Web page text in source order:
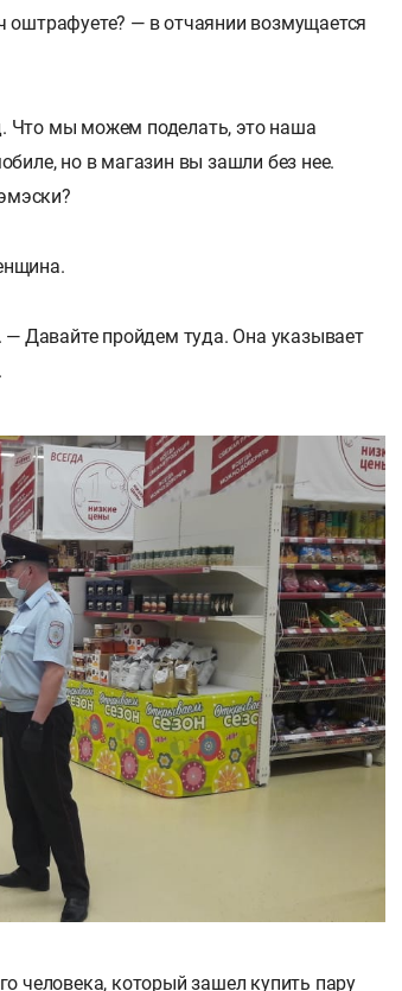
оштрафуете? — в отчаянии возмущается
Что мы можем поделать, это наша
но в магазин вы зашли без нее.
— Давайте пройдем туда. Она указывает
человека, который зашел купить пару